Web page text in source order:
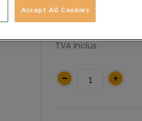
Pret fara TVA: 37.85 LEI
Pret pe 100g: 91.60 LEI
TVA inclus
Accept All Cookies